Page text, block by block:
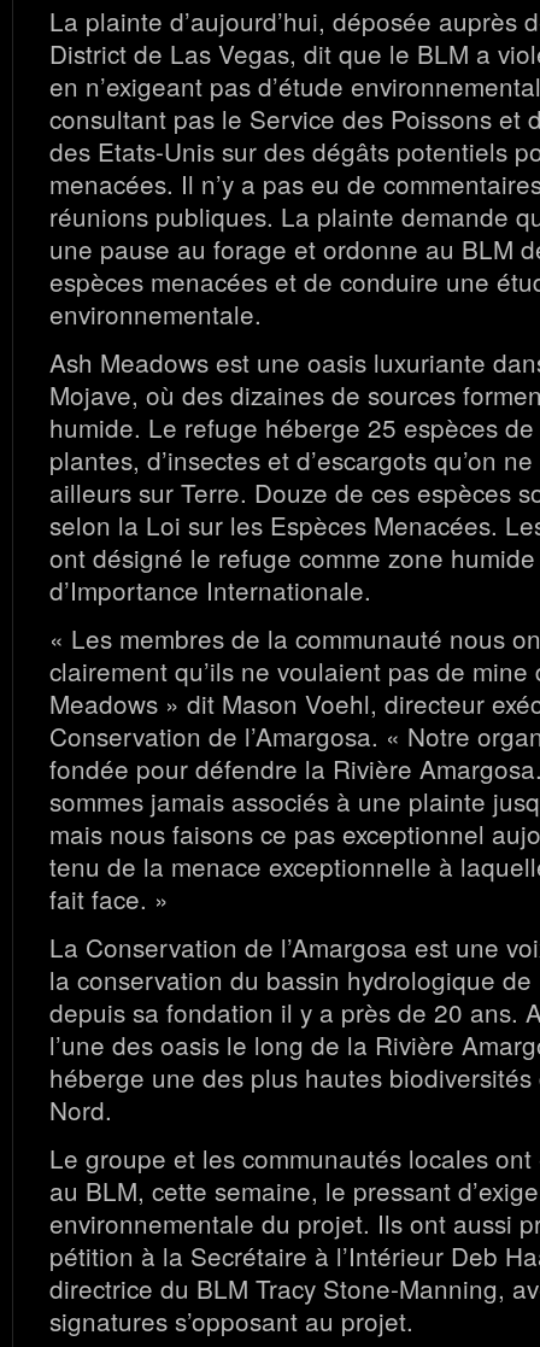
La plainte d’aujourd’hui, déposée auprès
District de Las Vegas, dit que le BLM a
en n’exigeant pas d’étude
consultant pas le Service des Poissons et
des Etats-Unis sur des dégâts potentiels
menacées. Il n’y a pas eu de
réunions publiques. La plainte demande
une pause au forage et ordonne au BLM
espèces menacées et de conduire une
environnementale.
Ash Meadows est une oasis luxuriante
Mojave, où des dizaines de sources
humide. Le refuge héberge 25 espèces
plantes, d’insectes et d’escargots qu’on
ailleurs sur Terre. Douze de ces espèces
selon la Loi sur les Espèces Menacées.
ont désigné le refuge comme zone
d’Importance Internationale.
« Les membres de la communauté nous
clairement qu’ils ne voulaient pas de
Meadows » dit Mason Voehl, directeur
Conservation de l’Amargosa. « Notre
fondée pour défendre la Rivière
sommes jamais associés à une plainte
mais nous faisons ce pas exceptionnel
tenu de la menace exceptionnelle à
fait face. »
La Conservation de l’Amargosa est une
la conservation du bassin hydrologique de
depuis sa fondation il y a près de 20 ans.
l’une des oasis le long de la Rivière
héberge une des plus hautes biodiversités
Nord.
Le groupe et les communautés locales
au BLM, cette semaine, le pressant
environnementale du projet. Ils ont aussi
pétition à la Secrétaire à l’Intérieur Deb
directrice du BLM Tracy Stone-Manning,
signatures s’opposant au projet.